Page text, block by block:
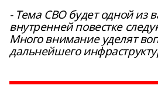
- Тема СВО будет одной из
внутренней повестке
Много внимание уделят
дальнейшего